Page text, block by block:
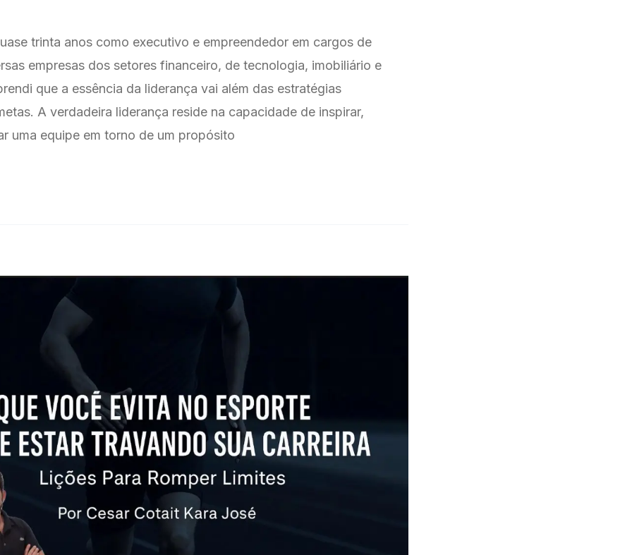
trinta anos como executivo e empreendedor em cargos de
empresas dos setores financeiro, de tecnologia, imobiliário e
que a essência da liderança vai além das estratégias
A verdadeira liderança reside na capacidade de inspirar,
uma equipe em torno de um propósito